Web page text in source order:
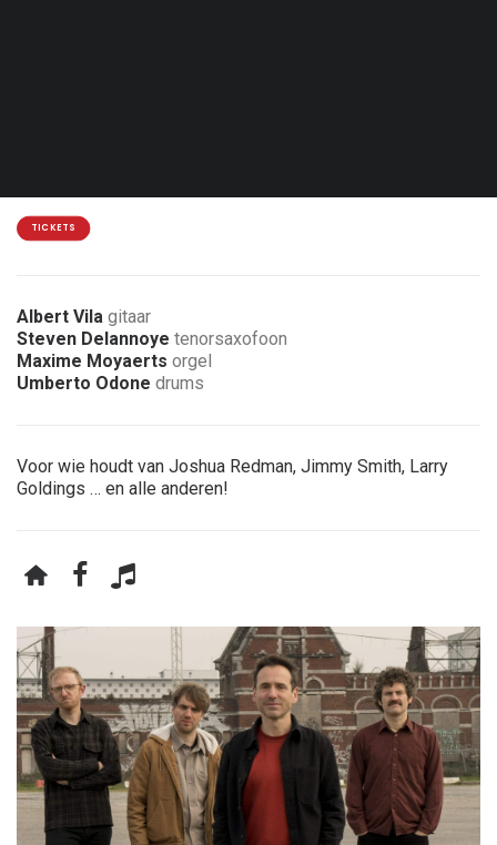
TICKETS
Albert Vila gitaar
Steven Delannoye tenorsaxofoon
Maxime Moyaerts orgel
Umberto Odone drums
Voor wie houdt van Joshua Redman, Jimmy Smith, Larry
Goldings … en alle anderen!